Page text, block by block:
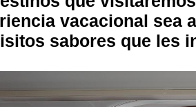
vacacional sea
sabores que les